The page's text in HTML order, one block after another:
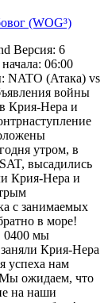
(WOG³)
Версия: 6
06:00
NATO (Атака) vs
войны
Крия-Нера и
утром, в
высадились
Крия-Нера и
с занимаемых
в море!
0400 мы
Крия-Нера
успеха нам
Мы ожидаем, что
на наши